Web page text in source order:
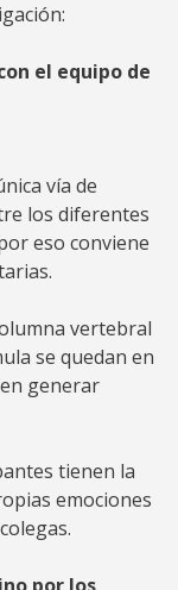
el equipo de
vía de
los diferentes
eso conviene
vertebral
se quedan en
generar
tienen la
emociones